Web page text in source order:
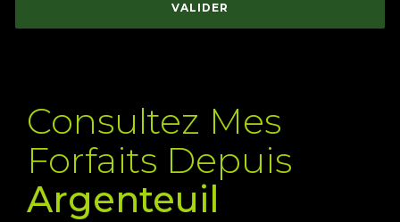
VALIDER
Consultez Mes
Forfaits Depuis
Argenteuil